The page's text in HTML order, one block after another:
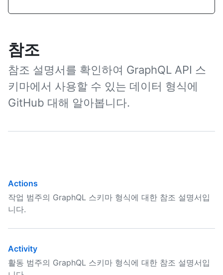
참조
참조 설명서를 확인하여 GraphQL API 스
키마에서 사용할 수 있는 데이터 형식에
GitHub 대해 알아봅니다.
Actions
작업 범주의 GraphQL 스키마 형식에 대한 참조 설명서입
니다.
Activity
활동 범주의 GraphQL 스키마 형식에 대한 참조 설명서입